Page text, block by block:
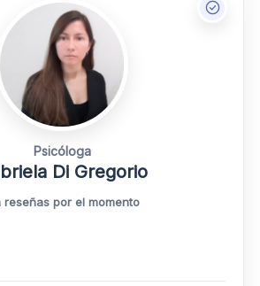
Psicóloga
Di Gregorio
reseñas por el momento